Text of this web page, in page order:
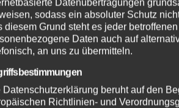
Datenübertragungen
sodass ein absoluter Schutz
diesem Grund steht es jeder
Daten auch auf
an uns zu übermitteln.
Datenschutzerklärung beruht auf den
Richtlinien- und